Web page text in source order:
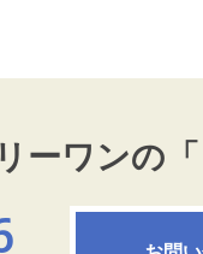
ーワンの